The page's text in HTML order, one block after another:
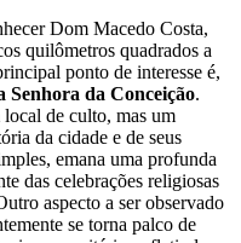
Dom Macedo Costa,
quilômetros quadrados a
ponto de interesse é,
Senhora da Conceição.
de culto, mas um
da cidade e de seus
emana uma profunda
das celebrações religiosas
aspecto a ser observado
se torna palco de